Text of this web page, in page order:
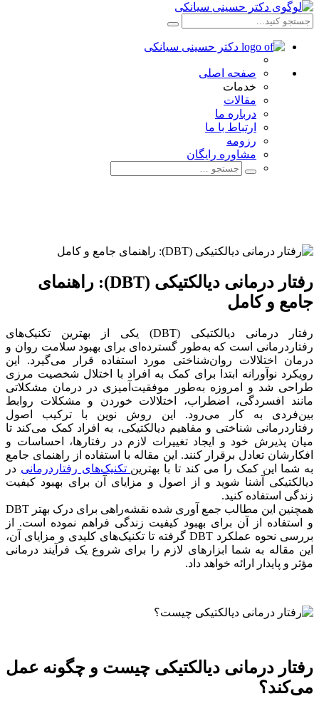
صفحه اصلی
خدمات
مقالات
درباره ما
ارتباط با ما
رزومه
مشاوره رایگان
رفتار درمانی دیالکتیکی (DBT): راهنمای
جامع و کامل
رفتار درمانی دیالکتیکی (DBT) یکی از بهترین تکنیک‌های
رفتاردرمانی است که به‌طور گسترده‌ای برای بهبود سلامت روان و
درمان اختلالات روان‌شناختی مورد استفاده قرار می‌گیرد. این
رویکرد نوآورانه ابتدا برای کمک به افراد با اختلال شخصیت مرزی
طراحی شد و امروزه به‌طور موفقیت‌آمیزی در درمان مشکلاتی
مانند افسردگی، اضطراب، اختلالات خوردن و مشکلات روابط
بین‌فردی به کار می‌رود. این روش نوین با ترکیب اصول
رفتاردرمانی شناختی و مفاهیم دیالکتیکی، به افراد کمک می‌کند تا
میان پذیرش خود و ایجاد تغییرات لازم در رفتارها، احساسات و
افکارشان تعادل برقرار کنند. این مقاله با استفاده از راهنمای جامع
به شما این کمک را می کند تا با بهترین تکنیک‌های رفتاردرمانی در
دیالکتیکی آشنا شوید و از اصول و مزایای آن برای بهبود کیفیت
زندگی استفاده کنید.
همچنین این مطالب جمع آوری شده نقشه‌راهی برای درک بهتر DBT
و استفاده از آن برای بهبود کیفیت زندگی فراهم نموده است. از
بررسی نحوه عملکرد DBT گرفته تا تکنیک‌های کلیدی و مزایای آن،
این مقاله به شما ابزارهای لازم را برای شروع یک فرآیند درمانی
مؤثر و پایدار ارائه خواهد داد.
رفتار درمانی دیالکتیکی چیست و چگونه عمل
می‌کند؟